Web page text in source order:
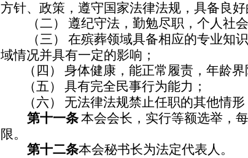
方针、政策，遵守国家法律法规，具备良好
（二）
遵纪守法，勤勉尽职，个人社
（三）
在殡葬领域具备相应的专业知
域情况并具有一定的影响；
（四）
身体健康，能正常履责，年龄界
（五）
具有完全民事行为能力；
（六）
无法律法规禁止任职的其他情形
第十一条本会会长，实行等额选举，
限。
第十二条本会秘书长为法定代表人。